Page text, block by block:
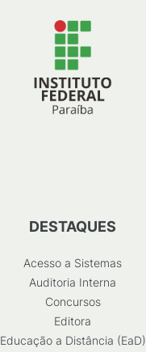
DESTAQUES
Acesso a Sistemas
Auditoria Interna
Concursos
Editora
Educação a Distância (EaD)